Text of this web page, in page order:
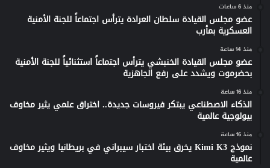
منذ 6 ساعات
عضو مجلس القيادة سلطان العرادة يترأس اجتماعاً للجنة الأمنية
العسكرية بمأرب
منذ 14 ساعة
عضو مجلس القيادة الخنبشي يترأس اجتماعاً استثنائياً للجنة الأمنية
بحضرموت ويشدد على رفع الجاهزية
منذ 16 ساعة
الذكاء الاصطناعي يبتكر فيروسات جديدة.. اختراق علمي يثير مخاوف
بيولوجية عالمية
منذ 16 ساعة
نموذج Kimi K3 يخرق بيئة اختبار سيبراني في بريطانيا ويثير مخاوف
عالمية